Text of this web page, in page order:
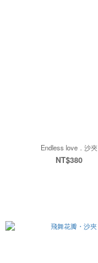
Endless love．沙夾
NT$380